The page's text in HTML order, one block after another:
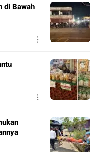
di Bawah